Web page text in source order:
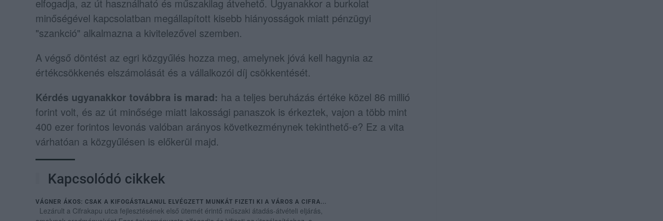
elfogadja, az út használható és műszakilag átvehető. Ugyanakkor a burkolat
minőségével kapcsolatban megállapított kisebb hiányosságok miatt pénzügyi
"szankció" alkalmazna a kivitelezővel szemben.
A végső döntést az egri közgyűlés hozza meg, amelynek jóvá kell hagynia az
értékcsökkenés elszámolását és a vállalkozói díj csökkentését.
Kérdés ugyanakkor továbbra is marad: ha a teljes beruházás értéke közel 86 millió
forint volt, és az út minősége miatt lakossági panaszok is érkeztek, vajon a több mint
400 ezer forintos levonás valóban arányos következménynek tekinthető-e? Ez a vita
várhatóan a közgyűlésen is előkerül majd.
Kapcsolódó cikkek
VÁGNER ÁKOS: CSAK A KIFOGÁSTALANUL ELVÉGZETT MUNKÁT FIZETI KI A VÁROS A CIFRA...
Lezárult a Cifrakapu utca fejlesztésének első ütemét érintő műszaki átadás-átvételi eljárás,